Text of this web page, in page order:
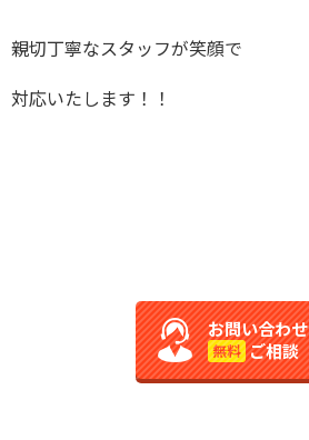
親切丁寧なスタッフが笑顔で
対応いたします！！
お問い合わせ
無料 ご相談